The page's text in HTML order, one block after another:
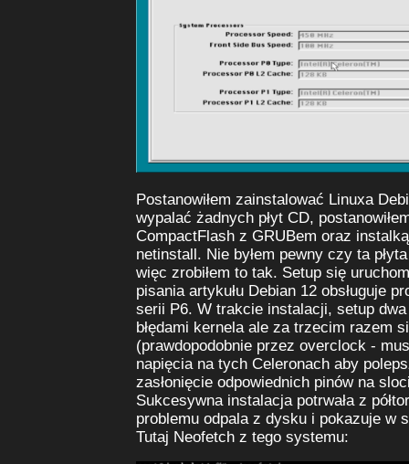
Postanowiłem zainstalować Linuxa
wypalać żadnych płyt CD,
CompactFlash z GRUBem oraz
netinstall. Nie byłem pewny czy ta
więc zrobiłem to tak. Setup się
pisania artykułu Debian 12 obsługuje
serii P6. W trakcie instalacji, setup
błędami kernela ale za trzecim razem
(prawdopodobnie przez overclock -
napięcia na tych Celeronach aby
zasłonięcie odpowiednich pinów na
Sukcesywna instalacja potrwała z
problemu odpala z dysku i pokazuje w
Tutaj Neofetch z tego systemu: